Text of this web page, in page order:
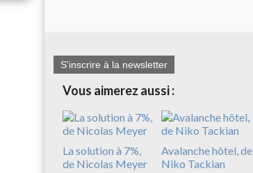
S'inscrire à la newsletter
Vous aimerez aussi :
La solution à 7%,
de Nicolas Meyer
Avalanche hôtel, de
Niko Tackian